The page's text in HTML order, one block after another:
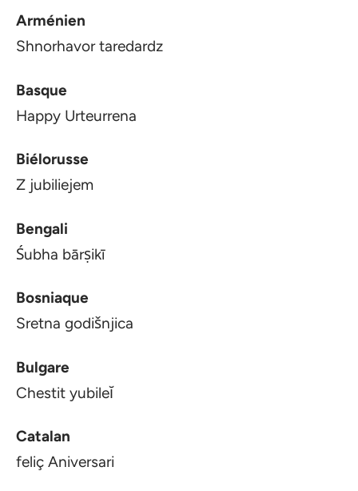
Arménien
Shnorhavor taredardz
Basque
Happy Urteurrena
Biélorusse
Z jubiliejem
Bengali
Śubha bārṣikī
Bosniaque
Sretna godišnjica
Bulgare
Chestit yubileĭ
Catalan
feliç Aniversari